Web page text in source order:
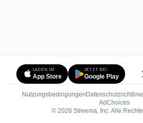
LADEN IM
App Store
JETZT BEI
Google Play
Nutzungsbedingungen Datenschutzrichtlinie
AdChoices
© 2026 Streema, Inc. Alle